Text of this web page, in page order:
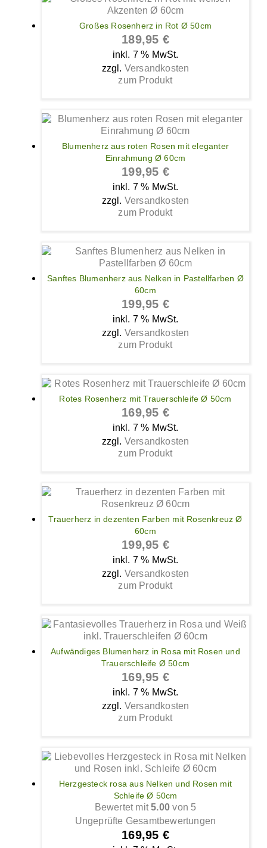
Großes Rosenherz in Rot Ø 50cm
189,95 €
inkl. 7 % MwSt.
zzgl. Versandkosten
zum Produkt
Blumenherz aus roten Rosen mit eleganter
Einrahmung Ø 60cm
199,95 €
inkl. 7 % MwSt.
zzgl. Versandkosten
zum Produkt
Sanftes Blumenherz aus Nelken in Pastellfarben Ø
60cm
199,95 €
inkl. 7 % MwSt.
zzgl. Versandkosten
zum Produkt
Rotes Rosenherz mit Trauerschleife Ø 50cm
169,95 €
inkl. 7 % MwSt.
zzgl. Versandkosten
zum Produkt
Trauerherz in dezenten Farben mit Rosenkreuz Ø
60cm
199,95 €
inkl. 7 % MwSt.
zzgl. Versandkosten
zum Produkt
Aufwändiges Blumenherz in Rosa mit Rosen und
Trauerschleife Ø 50cm
169,95 €
inkl. 7 % MwSt.
zzgl. Versandkosten
zum Produkt
Herzgesteck rosa aus Nelken und Rosen mit
Schleife Ø 50cm
Bewertet mit5.00 von 5
Ungeprüfte Gesamtbewertungen
169,95 €